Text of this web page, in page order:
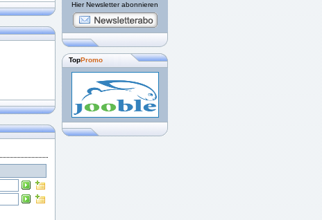
Hier Newsletter abonnieren
TopPromo